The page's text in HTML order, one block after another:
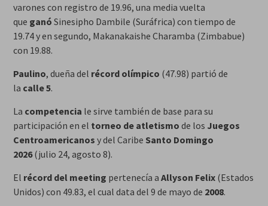
varones con registro de 19.96, una media vuelta
que ganó Sinesipho Dambile (Suráfrica) con tiempo de
19.74 y en segundo, Makanakaishe Charamba (Zimbabue)
con 19.88.
Paulino, dueña del récord olímpico (47.98) partió de
la calle 5.
La competencia le sirve también de base para su
participación en el torneo de atletismo de los Juegos
Centroamericanos y del Caribe Santo Domingo
2026(julio 24, agosto 8).
El récord del meeting pertenecía a Allyson Felix(Estados
Unidos) con 49.83, el cual data del 9 de mayo de 2008.